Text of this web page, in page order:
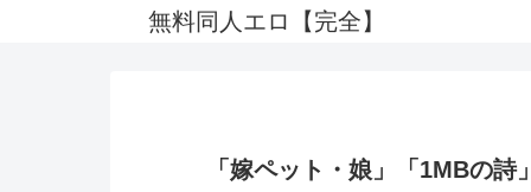
無料同人エロ【完全】
「嫁ペット・娘」「1MBの詩